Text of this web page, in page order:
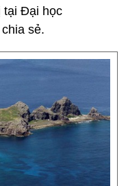
tại Đại học
sẻ.